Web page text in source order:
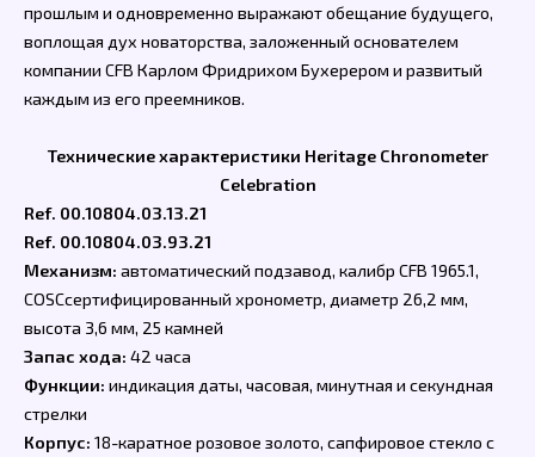
прошлым и одновременно выражают обещание будущего,
воплощая дух новаторства, заложенный основателем
компании CFB Карлом Фридрихом Бухерером и развитый
каждым из его преемников.
Технические характеристики Heritage Chronometer
Celebration
Ref. 00.10804.03.13.21
Ref. 00.10804.03.93.21
Механизм: автоматический подзавод, калибр CFB 1965.1,
COSCсертифицированный хронометр, диаметр 26,2 мм,
высота 3,6 мм, 25 камней
Запас хода: 42 часа
Функции: индикация даты, часовая, минутная и секундная
стрелки
Корпус: 18-каратное розовое золото, сапфировое стекло с